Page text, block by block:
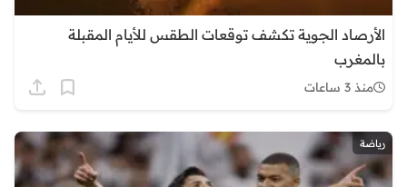
الأرصاد الجوية تكشف توقعات الطقس للأيام المقبلة
بالمغرب
منذ 3 ساعات
رياضة